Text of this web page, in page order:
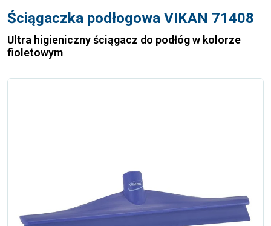
Ściągaczka podłogowa VIKAN 71408
Ultra higieniczny ściągacz do podłóg w kolorze
fioletowym